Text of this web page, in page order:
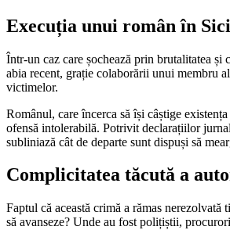
Execuția unui român în
Într-un caz care șochează prin brutalitatea
abia recent, grație colaborării unui membru
victimelor.
Românul, care încerca să își câștige
ofensă intolerabilă. Potrivit declarațiilor
subliniază cât de departe sunt dispuși să
Complicitatea tăcută a
Faptul că această crimă a rămas
să avanseze? Unde au fost polițiștii,